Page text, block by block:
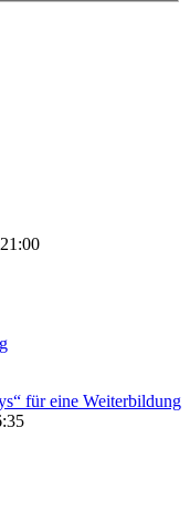
für eine Weiterbildung